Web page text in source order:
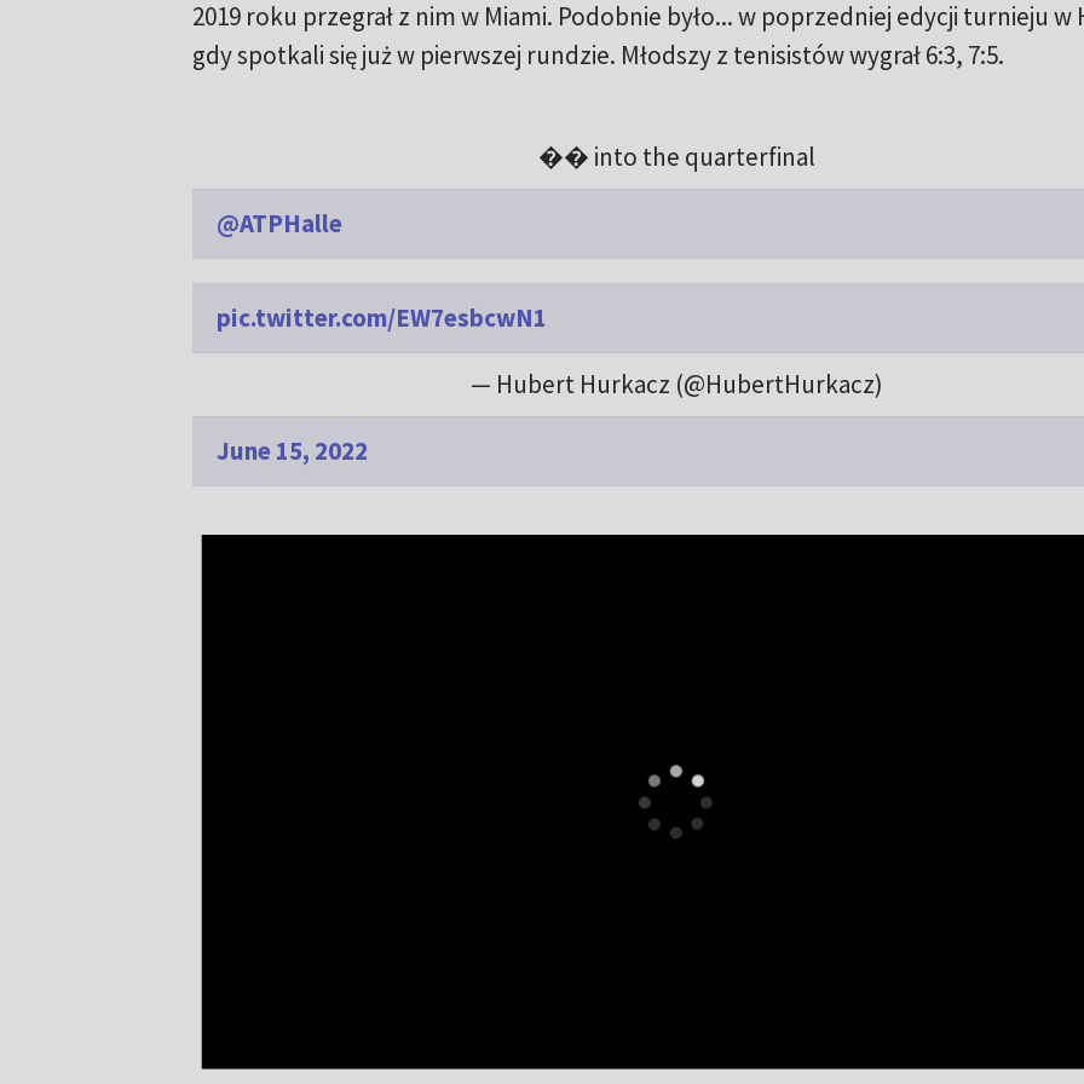
2019 roku przegrał z nim w Miami. Podobnie było... w poprzedniej edycji turnieju w
gdy spotkali się już w pierwszej rundzie. Młodszy z tenisistów wygrał 6:3, 7:5.
�� into the quarterfinal
@ATPHalle
pic.twitter.com/EW7esbcwN1
— Hubert Hurkacz (@HubertHurkacz)
June 15, 2022